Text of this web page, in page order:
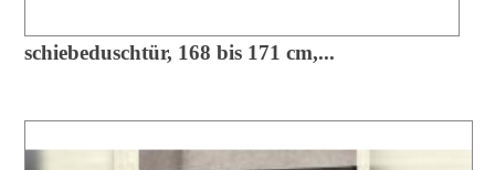
schiebeduschtür, 168 bis 171 cm,...